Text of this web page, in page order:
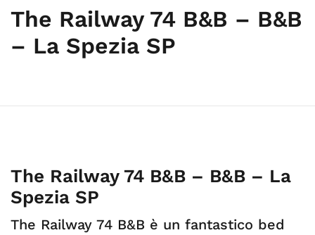
The Railway 74 B&B – B&B
– La Spezia SP
The Railway 74 B&B – B&B – La
Spezia SP
The Railway 74 B&B è un fantastico bed